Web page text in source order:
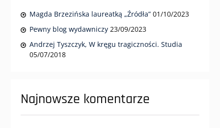
Magda Brzezińska laureatką „Źródła” 01/10/2023
Pewny blog wydawniczy 23/09/2023
Andrzej Tyszczyk, W kręgu tragiczności. Studia
05/07/2018
Najnowsze komentarze